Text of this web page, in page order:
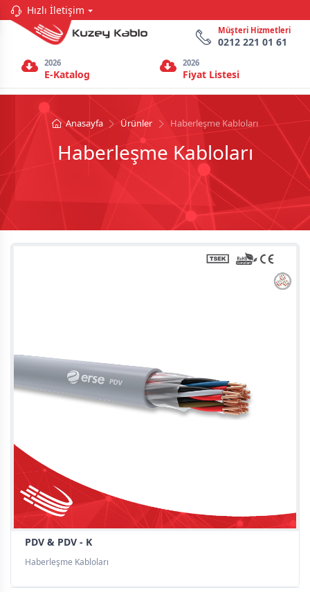
Hızlı İletişim
Müşteri Hizmetleri
0212 221 01 61
2026
E-Katalog
2026
Fiyat Listesi
Anasayfa Ürünler Haberleşme Kabloları
Haberleşme Kabloları
PDV & PDV - K
Haberleşme Kabloları